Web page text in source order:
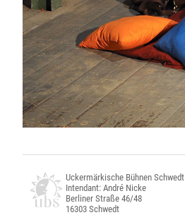
Uckermärkische Bühnen Schwedt
Intendant: André Nicke
Berliner Straße 46/48
16303 Schwedt